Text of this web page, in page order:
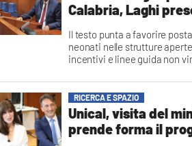
COSENZACHANNEL.IT
ILVIBONESE.IT
CATANZAROCHANNEL.IT
LACAPITALENEWS.IT
App
ANDROID
Emilia Canonaco
Calabria, Laghi
Il testo punta a favorire
neonati nelle strutture
incentivi e linee guida non
RICERCA E SPAZIO
Unical, visita del
prende forma il